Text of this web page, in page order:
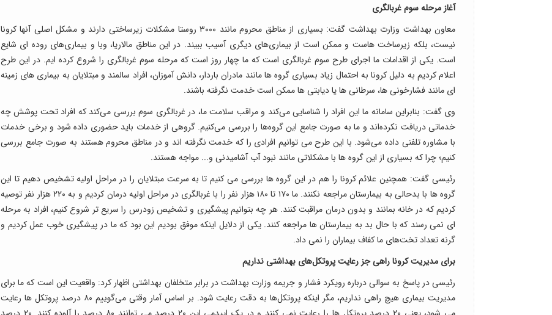
آغاز مرحله سوم غربالگری
معاون بهداشت وزارت بهداشت گفت: بسیاری از مناطق محروم مانند ۳۰۰۰ روستا مشکلات زیرساختی دارند و مشکل اصلی آنها کرونا
نیست، بلکه زیرساخت هاست و ممکن است از بیماری‌های دیگری آسیب ببیند. در این مناطق مالاریا، وبا و بیماری‌های روده ای شایع
است. یکی از اقدامات ما اجرای طرح سوم غربالگری است که ما چهار روز است که مرحله سوم غربالگری را شروع کرده ایم. در این طرح
اعلام کردیم به دلیل کرونا به احتمال زیاد بسیاری گروه ها مانند مادران باردار، دانش آموزان، افراد سالمند و مبتلایان به بیماری های زمینه
ای مانند فشارخونی ها، سرطانی ها یا دیابتی ها ممکن است خدمت نگرفته باشند.
وی گفت: بنابراین سامانه ما این افراد را شناسایی می‌کند و مراقب سلامت ما، در غربالگری سوم بررسی می‌کند که افراد تحت پوشش چه
خدماتی دریافت نکرده‌اند و ما به صورت جامع این گروه‌ها را بررسی می‌کنیم. گروهی از خدمات باید حضوری داده شود و برخی خدمات
با مشاوره تلفنی داده می‌شود. با این طرح می توانیم افرادی را که خدمت نگرفته اند و در مناطق محروم هستند به صورت جامع بررسی
کنیم؛ چرا که بسیاری از این گروه ها با مشکلاتی مانند نبود آب آشامیدنی و... مواجه هستند.
رئیسی گفت: همچنین علائم کرونا را هم در این گروه ها بررسی می کنیم تا به سرعت مبتلایان را در مراحل اولیه تشخیص دهیم تا این
گروه ها با بدحالی به بیمارستان مراجعه نکنند. ما ۱۷۰ تا ۱۸۰ هزار نفر را با غربالگری در مراحل اولیه درمان کردیم و به ۲۲۰ هزار نفر توصیه
کردیم که در خانه بمانند و بدون درمان مراقبت کنند. هر چه بتوانیم پیشگیری و تشخیص زودرس را سریع تر شروع کنیم، افراد به مرحله
ای نمی رسند که با حال بد به بیمارستان ها مراجعه کنند. یکی از دلایل اینکه موفق بودیم این بود که ما در پیشگیری خوب عمل کردیم و
گرنه تعداد تخت‌های ما کفاف بیماران را نمی داد.
برای مدیریت کرونا راهی جز رعایت پروتکل‌های بهداشتی نداریم
رئیسی در پاسخ به سوالی درباره رویکرد فشار و جریمه وزارت بهداشت در برابر متخلفان بهداشتی اظهار کرد: واقعیت این است که ما برای
مدیریت بیماری هیچ راهی نداریم، مگر اینکه پروتکل‌ها به دقت رعایت شود. بر اساس آمار وقتی می‌گوییم ۸۰ درصد پروتکل ها رعایت